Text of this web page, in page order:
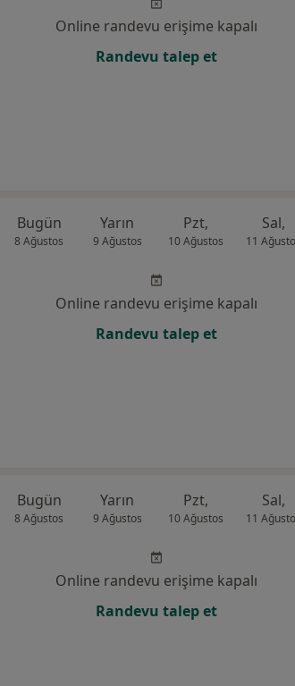
Online randevu erişime kapalı
Randevu talep et
Bugün
8 Ağustos
Yarın
9 Ağustos
Pzt,
10 Ağustos
Sal,
11
Online randevu erişime kapalı
Randevu talep et
Bugün
8 Ağustos
Yarın
9 Ağustos
Pzt,
10 Ağustos
Sal,
11
Online randevu erişime kapalı
Randevu talep et